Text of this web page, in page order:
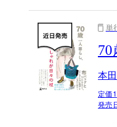
単
本
定価
発売